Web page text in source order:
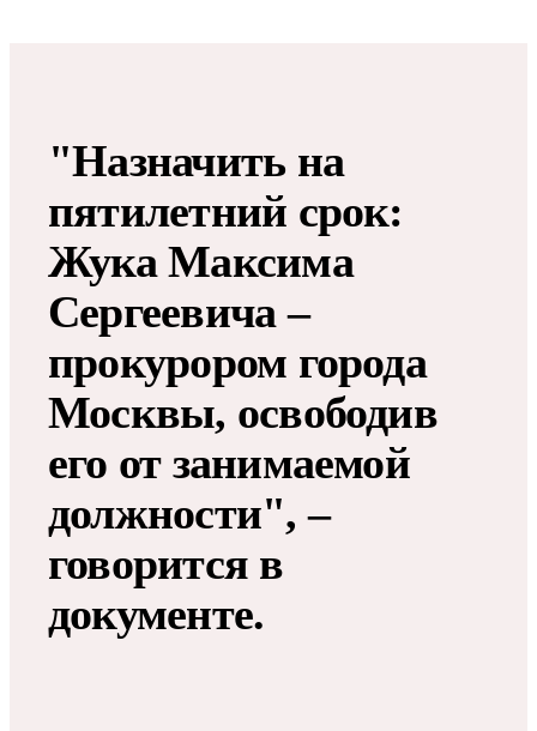
"Назначить на
пятилетний срок:
Жука Максима
Сергеевича –
прокурором города
Москвы, освободив
его от занимаемой
должности", –
говорится в
документе​​​.